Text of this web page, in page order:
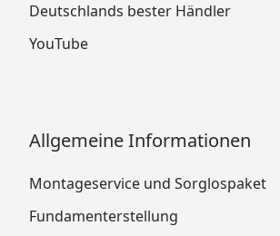
Deutschlands bester Händler
YouTube
Allgemeine Informationen
Montageservice und Sorglospaket
Fundamenterstellung